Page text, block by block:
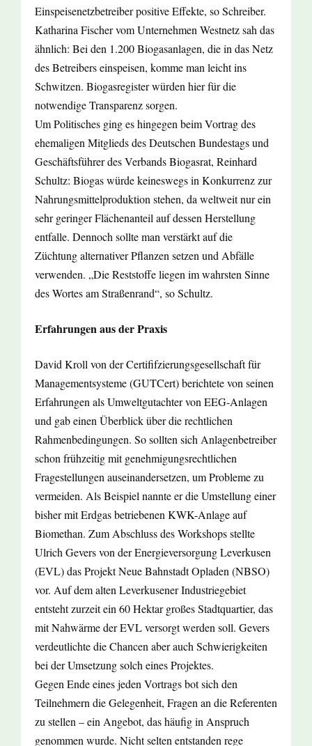
Einspeisenetzbetreiber positive Effekte, so Schreiber.
Katharina Fischer vom Unternehmen Westnetz sah das
ähnlich: Bei den 1.200 Biogasanlagen, die in das Netz
des Betreibers einspeisen, komme man leicht ins
Schwitzen. Biogasregister würden hier für die
notwendige Transparenz sorgen.
Um Politisches ging es hingegen beim Vortrag des
ehemaligen Mitglieds des Deutschen Bundestags und
Geschäftsführer des Verbands Biogasrat, Reinhard
Schultz: Biogas würde keineswegs in Konkurrenz zur
Nahrungsmittelproduktion stehen, da weltweit nur ein
sehr geringer Flächenanteil auf dessen Herstellung
entfalle. Dennoch sollte man verstärkt auf die
Züchtung alternativer Pflanzen setzen und Abfälle
verwenden. „Die Reststoffe liegen im wahrsten Sinne
des Wortes am Straßenrand“, so Schultz.
Erfahrungen aus der Praxis
David Kroll von der Certififzierungsgesellschaft für
Managementsysteme (GUTCert) berichtete von seinen
Erfahrungen als Umweltgutachter von EEG-Anlagen
und gab einen Überblick über die rechtlichen
Rahmenbedingungen. So sollten sich Anlagenbetreiber
schon frühzeitig mit genehmigungsrechtlichen
Fragestellungen auseinandersetzen, um Probleme zu
vermeiden. Als Beispiel nannte er die Umstellung einer
bisher mit Erdgas betriebenen KWK-Anlage auf
Biomethan. Zum Abschluss des Workshops stellte
Ulrich Gevers von der Energieversorgung Leverkusen
(EVL) das Projekt Neue Bahnstadt Opladen (NBSO)
vor. Auf dem alten Leverkusener Industriegebiet
entsteht zurzeit ein 60 Hektar großes Stadtquartier, das
mit Nahwärme der EVL versorgt werden soll. Gevers
verdeutlichte die Chancen aber auch Schwierigkeiten
bei der Umsetzung solch eines Projektes.
Gegen Ende eines jeden Vortrags bot sich den
Teilnehmern die Gelegenheit, Fragen an die Referenten
zu stellen – ein Angebot, das häufig in Anspruch
genommen wurde. Nicht selten entstanden rege